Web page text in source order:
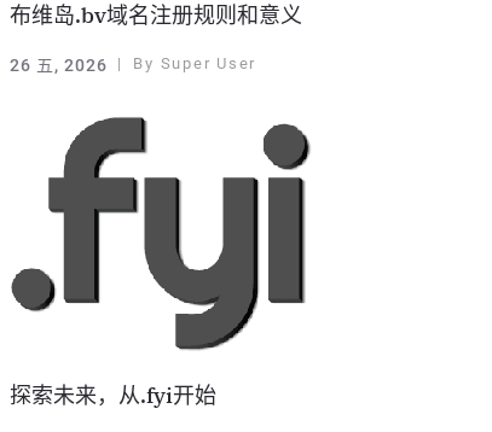
布维岛.bv域名注册规则和意义
26 五, 2026 By Super User
探索未来，从.fyi开始